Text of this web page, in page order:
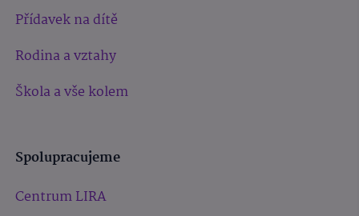
Přídavek na dítě
Rodina a vztahy
Škola a vše kolem
Spolupracujeme
Centrum LIRA